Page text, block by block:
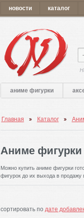
новости каталог
аниме фигурки
Главная Каталог
Аниме фигурки
Можно купить аниме фигурки
фигурок до их выхода в продажу
сортировать по дате